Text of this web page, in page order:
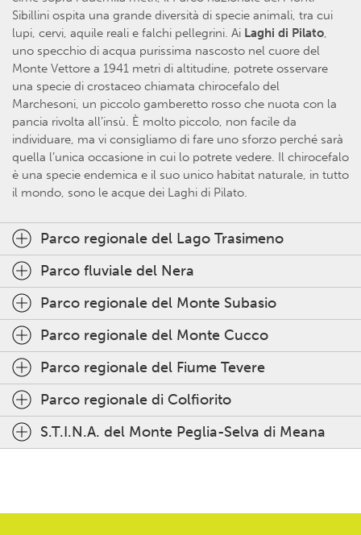
Sibillini ospita una grande diversità di specie animali, tra cui
lupi, cervi, aquile reali e falchi pellegrini. Ai Laghi di Pilato,
uno specchio di acqua purissima nascosto nel cuore del
Monte Vettore a 1941 metri di altitudine, potrete osservare
una specie di crostaceo chiamata chirocefalo del
Marchesoni, un piccolo gamberetto rosso che nuota con la
pancia rivolta all’insù. È molto piccolo, non facile da
individuare, ma vi consigliamo di fare uno sforzo perché sarà
quella l’unica occasione in cui lo potrete vedere. Il chirocefalo
è una specie endemica e il suo unico habitat naturale, in tutto
il mondo, sono le acque dei Laghi di Pilato.
Parco regionale del Lago Trasimeno
Parco fluviale del Nera
Parco regionale del Monte Subasio
Parco regionale del Monte Cucco
Parco regionale del Fiume Tevere
Parco regionale di Colfiorito
S.T.I.N.A. del Monte Peglia-Selva di Meana